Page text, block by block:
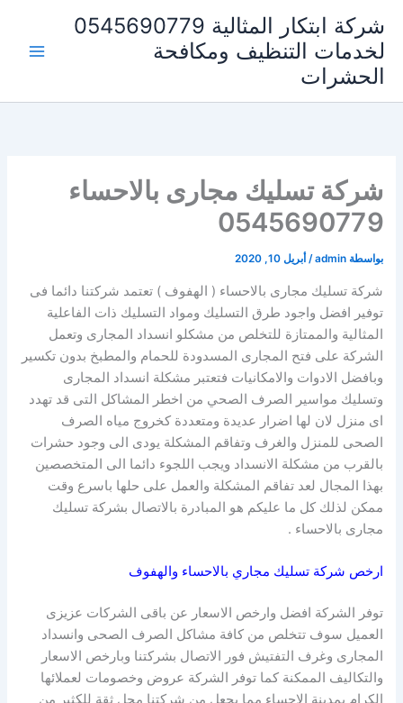
المحتوى
شركة ابتكار المثالية 0545690779
لخدمات التنظيف ومكافحة
الحشرات
شركة تسليك مجارى بالاحساء
0545690779
بواسطة admin
/ أبريل 10, 2020
شركة تسليك مجارى بالاحساء ( الهفوف ) تعتمد شركتنا دائما فى
توفير افضل واجود طرق التسليك ومواد التسليك ذات الفاعلية
المثالية والممتازة للتخلص من مشكلو انسداد المجارى وتعمل
الشركة على فتح المجارى المسدودة للحمام والمطبخ بدون تكسير
وبافضل الادوات والامكانيات فتعتبر مشكلة انسداد المجارى
وتسليك مواسير الصرف الصحي من اخطر المشاكل التى قد تهدد
اى منزل لان لها اضرار عديدة ومتعددة كخروج مياه الصرف
الصحى للمنزل والغرف وتفاقم المشكلة يودى الى وجود حشرات
بالقرب من مشكلة الانسداد ويجب اللجوء دائما الى المتخصصين
بهذا المجال لعد تفاقم المشكلة والعمل على حلها باسرع وقت
ممكن لذلك كل ما عليكم هو المبادرة بالاتصال بشركة تسليك
مجارى بالاحساء .
ارخص شركة تسليك مجاري بالاحساء والهفوف
توفر الشركة افضل وارخص الاسعار عن باقى الشركات عزيزى
العميل سوف تتخلص من كافة مشاكل الصرف الصحى وانسداد
المجارى وغرف التفتيش فور الاتصال بشركتنا وبارخص الاسعار
والتكاليف الممكنة كما توفر الشركة عروض وخصومات لعملائها
الكرام بمدينة الاحساء مما يجعل من شركتنا محل ثقة للكثير من